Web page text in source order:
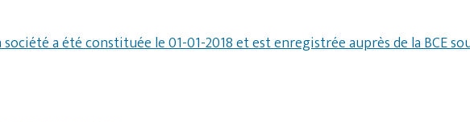
a été constituée le 01-01-2018 et est enregistrée auprès de la BCE